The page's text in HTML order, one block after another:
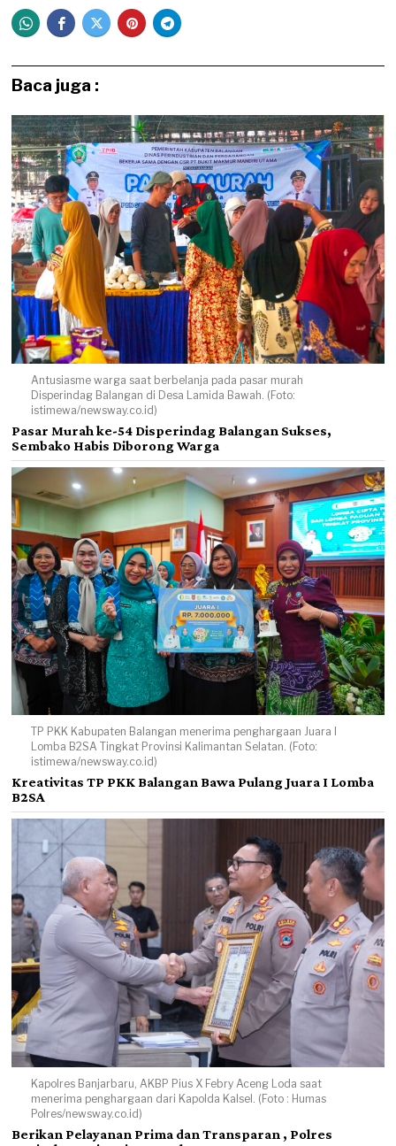
Baca juga :
Antusiasme warga saat berbelanja pada pasar murah
Disperindag Balangan di Desa Lamida Bawah. (Foto:
istimewa/newsway.co.id)
Pasar Murah ke-54 Disperindag Balangan Sukses,
Sembako Habis Diborong Warga
TP PKK Kabupaten Balangan menerima penghargaan Juara I
Lomba B2SA Tingkat Provinsi Kalimantan Selatan. (Foto:
istimewa/newsway.co.id)
Kreativitas TP PKK Balangan Bawa Pulang Juara I Lomba
B2SA
Kapolres Banjarbaru, AKBP Pius X Febry Aceng Loda saat
menerima penghargaan dari Kapolda Kalsel. (Foto : Humas
Polres/newsway.co.id)
Berikan Pelayanan Prima dan Transparan , Polres